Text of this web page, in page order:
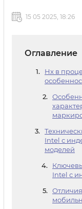
15 05 2025, 18:26
Оглавление
Hx в
Intel с
моделей
Intel с